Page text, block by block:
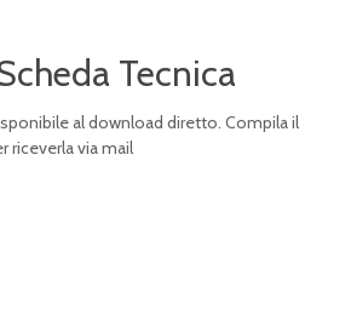
Tecnica
al download diretto. Compila il
via mail